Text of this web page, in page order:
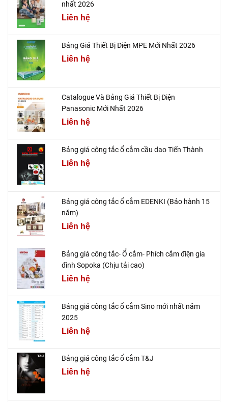
nhất 2026
Liên hệ
Bảng Giá Thiết Bị Điện MPE Mới Nhất 2026
Liên hệ
Catalogue Và Bảng Giá Thiết Bị Điện
Panasonic Mới Nhất 2026
Liên hệ
Bảng giá công tắc ổ cắm cầu dao Tiến Thành
Liên hệ
Bảng giá công tắc ổ cắm EDENKI (Bảo hành 15
năm)
Liên hệ
Bảng giá công tắc- Ổ cắm- Phích cắm điện gia
đình Sopoka (Chịu tải cao)
Liên hệ
Bảng giá công tắc ổ cắm Sino mới nhất năm
2025
Liên hệ
Bảng giá công tắc ổ cắm T&J
Liên hệ